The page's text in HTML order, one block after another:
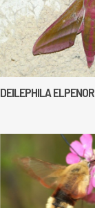
DEILEPHILA ELPENOR